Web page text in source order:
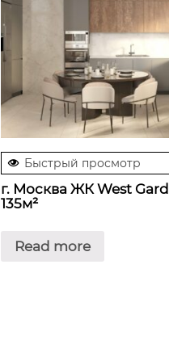
Быстрый просмотр
г. Москва ЖК West
135м²
Read more